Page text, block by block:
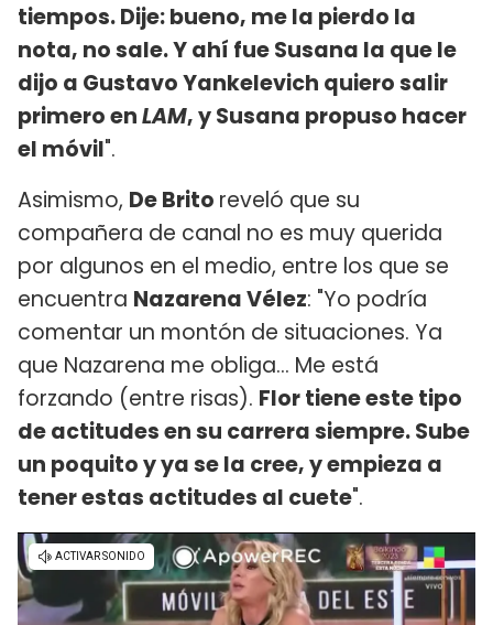
tiempos. Dije: bueno, me la pierdo la
nota, no sale. Y ahí fue Susana la que le
dijo a Gustavo Yankelevich quiero salir
primero enLAM, y Susana propuso hacer
el móvil".
Asimismo, De Brito reveló que su
compañera de canal no es muy querida
por algunos en el medio, entre los que se
encuentra Nazarena Vélez: "Yo podría
comentar un montón de situaciones. Ya
que Nazarena me obliga... Me está
forzando (entre risas). Flor tiene este tipo
de actitudes en su carrera siempre. Sube
un poquito y ya se la cree, y empieza a
tener estas actitudes al cuete".